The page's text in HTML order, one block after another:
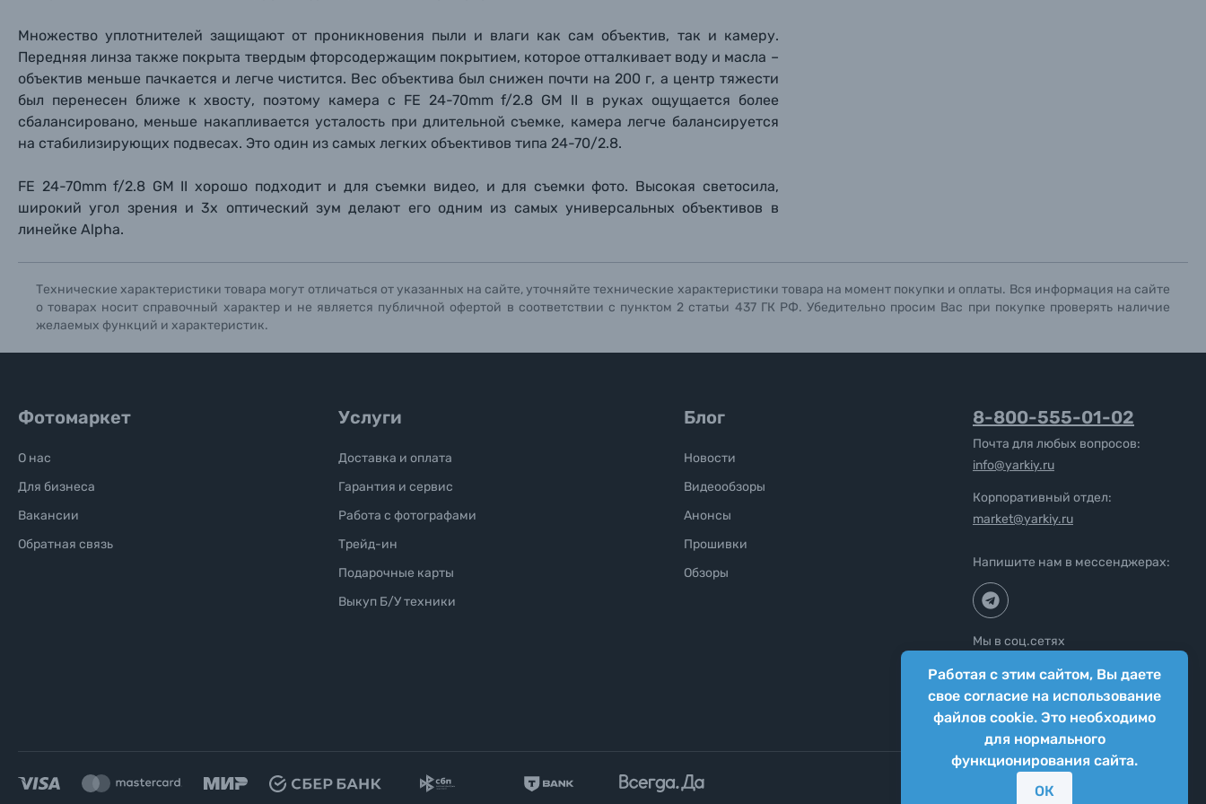
Множество уплотнителей защищают от проникновения пыли и влаги как сам объектив, так и камеру.
Передняя линза также покрыта твердым фторсодержащим покрытием, которое отталкивает воду и масла –
объектив меньше пачкается и легче чистится. Вес объектива был снижен почти на 200 г, а центр тяжести
был перенесен ближе к хвосту, поэтому камера с FE 24-70mm f/2.8 GM II в руках ощущается более
сбалансировано, меньше накапливается усталость при длительной съемке, камера легче балансируется
на стабилизирующих подвесах. Это один из самых легких объективов типа 24-70/2.8.
FE 24-70mm f/2.8 GM II хорошо подходит и для съемки видео, и для съемки фото. Высокая светосила,
широкий угол зрения и 3х оптический зум делают его одним из самых универсальных объективов в
линейке Alpha.
Технические характеристики товара могут отличаться от указанных на сайте, уточняйте технические характеристики товара на момент покупки и оплаты. Вся информация на сайте
о товарах носит справочный характер и не является публичной офертой в соответствии с пунктом 2 статьи 437 ГК РФ. Убедительно просим Вас при покупке проверять наличие
желаемых функций и характеристик.
Работая с этим сайтом, Вы даете
свое согласие на использование
файлов cookie. Это необходимо
для нормального
функционирования сайта.
ОК
Фотомаркет
О нас
Для бизнеса
Вакансии
Обратная связь
Услуги
Доставка и оплата
Гарантия и сервис
Работа с фотографами
Трейд-ин
Подарочные карты
Выкуп Б/У техники
Блог
Новости
Видеообзоры
Анонсы
Прошивки
Обзоры
8-800-555-01-02
Почта для любых вопросов:
info@yarkiy.ru
Корпоративный отдел:
market@yarkiy.ru
Напишите нам в мессенджерах:
Мы в соц.сетях